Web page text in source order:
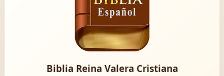
Biblia Reina Valera Cristiana